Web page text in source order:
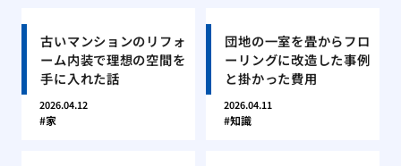
古いマンションのリフォ
ーム内装で理想の空間を
手に入れた話
2026.04.12
家
団地の一室を畳からフロ
ーリングに改造した事例
と掛かった費用
2026.04.11
知識